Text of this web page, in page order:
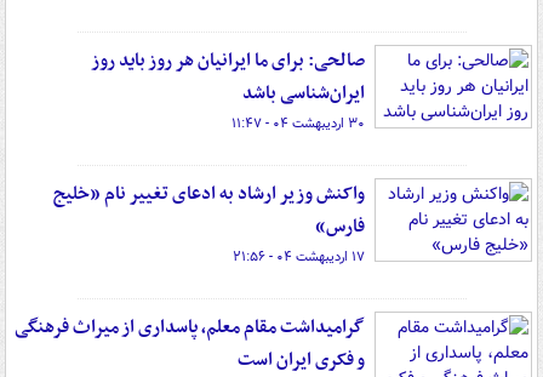
صالحی: برای ما ایرانیان هر روز باید روز
ایران‌شناسی باشد
۳۰ اردیبهشت ۰۴ - ۱۱:۴۷
واکنش وزیر ارشاد به ادعای تغییر نام «خلیج
فارس»
۱۷ اردیبهشت ۰۴ - ۲۱:۵۶
گرامیداشت مقام معلم، پاسداری از میراث فرهنگی
و فکری ایران است